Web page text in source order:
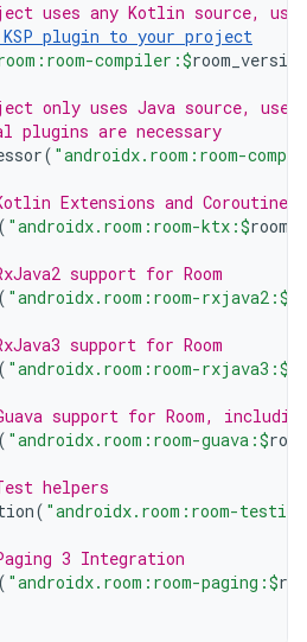
uses any Kotlin source, use
KSP plugin to your project
compiler:$room_version
only uses Java source, use
plugins are necessary
( "androidx.room:room-
Extensions and Coroutines
( "androidx.room:room-ktx:$
support for Room
( "androidx.room:room-rxjava2:$
support for Room
( "androidx.room:room-rxjava3:$
support for Room,
( "androidx.room:room-guava:$
helpers
( "androidx.room:room-
3 Integration
( "androidx.room:room-paging:$